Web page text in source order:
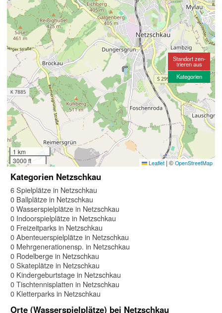
1 km
3000 ft
Leaflet | ©OpenStreetMap
Standort zen-
trieren aus
Kategorien
Kategorien Netzschkau
6 Spielplätze in Netzschkau
0 Ballplätze in Netzschkau
0 Wasserspielplätze in Netzschkau
0 Indoorspielplätze in Netzschkau
0 Freizeitparks in Netzschkau
0 Abenteuerspielplätze in Netzschkau
0 Mehrgenerationensp. in Netzschkau
0 Rodelberge in Netzschkau
0 Skateplätze in Netzschkau
0 Kindergeburtstage in Netzschkau
0 Tischtennisplatten in Netzschkau
0 Kletterparks in Netzschkau
Orte (Wasserspielplätze) bei Netzschkau